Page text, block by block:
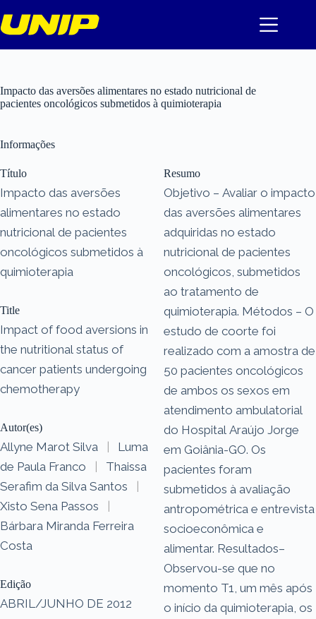
para
o
Impacto das aversões alimentares no estado nutricional de
pacientes oncológicos submetidos à quimioterapia
Informações
Título
Impacto das aversões
alimentares no estado
nutricional de pacientes
oncológicos submetidos à
quimioterapia
Title
Impact of food aversions in
the nutritional status of
cancer patients undergoing
chemotherapy
Autor(es)
Allyne Marot Silva |
Luma
de Paula Franco
|
Thaissa
Serafim da Silva Santos
|
Xisto Sena Passos
|
Bárbara Miranda Ferreira
Costa
Edição
ABRIL/JUNHO DE 2012
Resumo
Objetivo – Avaliar o impacto
das aversões alimentares
adquiridas no estado
nutricional de pacientes
oncológicos, submetidos
ao tratamento de
quimioterapia. Métodos – O
estudo de coorte foi
realizado com a amostra de
50 pacientes oncológicos
de ambos os sexos em
atendimento ambulatorial
do Hospital Araújo Jorge
em Goiânia-GO. Os
pacientes foram
submetidos à avaliação
antropométrica e entrevista
socioeconômica e
alimentar. Resultados–
Observou-se que no
momento T1, um mês após
o início da quimioterapia, os